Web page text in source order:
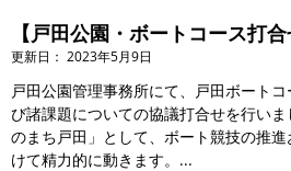
【戸田公園・ボートコース打合
2023年5月9日
戸田公園管理事務所にて、戸田ボート
び諸課題についての協議打合せを行い
のまち戸田」として、ボート競技の推
けて精力的に動きます。